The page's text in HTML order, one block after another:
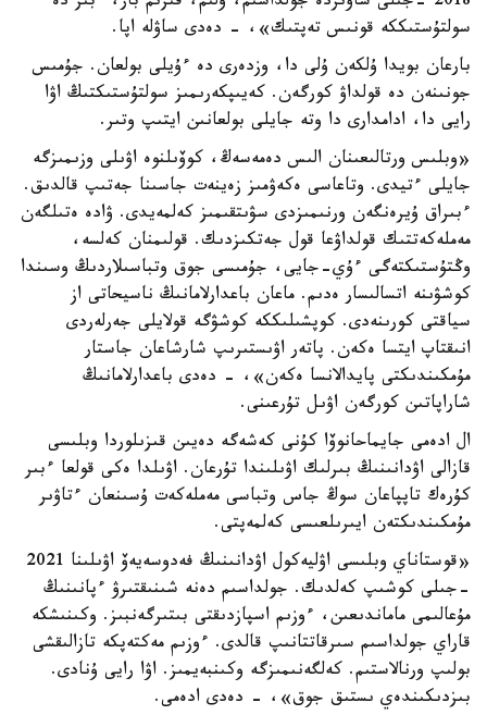
سولتۇستىككە قونىس تەپتىك»، - دەدى ساۋلە اپا.
بارعان بويدا ۇلكەن ۇلى دا، وزدەرى دە ءۇيلى بولعان. جۇمىس
جونىنەن دە قولداۋ كورگەن. كەيىپكەرىمىز سولتۇستىكتىڭ اۋا
رايى دا، ادامدارى دا وتە جايلى بولعانىن ايتىپ وتىر.
«وبلىس ورتالىعىنان الىس دەمەسەڭ، كوۆىلنوە اۋىلى وزىمىزگە
جايلى ءتيدى. وتاعاسى ەكەۋمىز زەينەت جاسىنا جەتىپ قالدىق.
ءبىراق ۇيرەنگەن ورنىمىزدى سۋىتقىمىز كەلمەيدى. ۋادە ەتىلگەن
مەملەكەتتىك قولداۋعا قول جەتكىزدىك. قولىمنان كەلسە،
وڭتۇستىكتەگى ءۇي-جايى، جۇمىسى جوق وتباسىلاردىڭ وسىندا
كوشۋىنە اتسالىسار ەدىم. ماعان باعدارلامانىڭ ناسيحاتى از
سياقتى كورىنەدى. كوپشىلىككە كوشۋگە قولايلى جەرلەردى
انىقتاپ ايتسا ەكەن. پاتەر اۋىستىرىپ شارشاعان جاستار
مۇمكىندىكتى پايدالانسا ەكەن»، - دەدى باعدارلامانىڭ
شاراپاتىن كورگەن اۋىل تۇرعىنى.
ال ادەمى جايماحانوۆا كۇنى كەشەگە دەيىن قىزىلوردا وبلىسى
قازالى اۋدانىنىڭ بىرلىك اۋىلىندا تۇرعان. اۋىلدا ەكى قولعا ءبىر
كۇرەك تاپپاعان سوڭ جاس وتباسى مەملەكەت ۇسىنعان ءتاۋىر
مۇمكىندىكتەن ايىرىلعىسى كەلمەپتى.
«قوستاناي وبلىسى اۋليەكول اۋدانىنىڭ فەدوسەيەۆ اۋىلىنا 2021
-جىلى كوشىپ كەلدىك. جولداسىم دەنە شىنىقتىرۋ ءپانىنىڭ
مۇعالىمى ماماندىعىن، ءوزىم اسپازدىقتى بىتىرگەنبىز. وكىنىشكە
قاراي جولداسىم سىرقاتتانىپ قالدى. ءوزىم مەكتەپكە تازالىقشى
بولىپ ورنالاستىم. كەلگەنىمىزگە وكىنبەيمىز. اۋا رايى ۇنادى.
بىزدىكىندەي ىستىق جوق»، - دەدى ادەمى.